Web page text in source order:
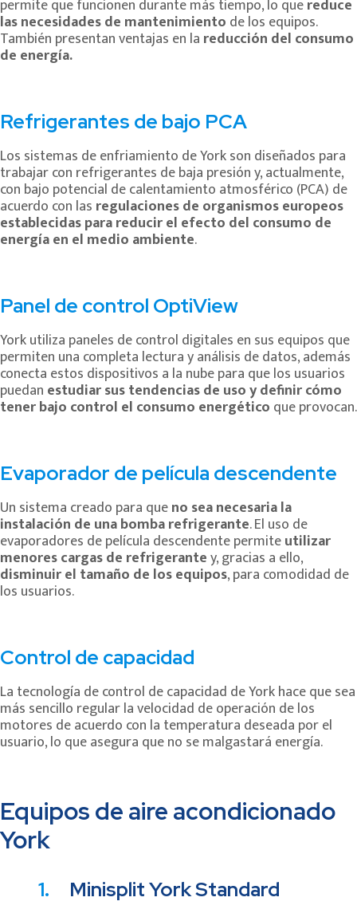
permite que funcionen durante más tiempo, lo quereduce
las necesidades de mantenimiento de los equipos.
También presentan ventajas en la reducción del consumo
de energía.
Refrigerantes de bajo PCA
Los sistemas de enfriamiento de York son diseñados para
trabajar con refrigerantes de baja presión y, actualmente,
con bajo potencial de calentamiento atmosférico (PCA) de
acuerdo con las regulaciones de organismos europeos
establecidas para reducir el efecto del consumo de
energía en el medio ambiente.
Panel de control OptiView
York utiliza paneles de control digitales en sus equipos que
permiten una completa lectura y análisis de datos, además
conecta estos dispositivos a la nube para que los usuarios
puedan estudiar sus tendencias de uso y definir cómo
tener bajo control el consumo energético que provocan.
Evaporador de película descendente
Un sistema creado para queno sea necesaria la
instalación de una bomba refrigerante. El uso de
evaporadores de película descendente permiteutilizar
menores cargas de refrigerantey, gracias a ello,
disminuir el tamaño de los equipos, para comodidad de
los usuarios.
Control de capacidad
La tecnología de control de capacidad de York hace que sea
más sencillo regular la velocidad de operación de los
motores de acuerdo con la temperatura deseada por el
usuario, lo que asegura que no se malgastará energía.
Equipos de aire acondicionado
York
1. Minisplit York Standard